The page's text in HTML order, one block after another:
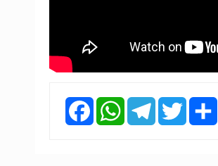
FacebookWhatsAppTelegramTwitter